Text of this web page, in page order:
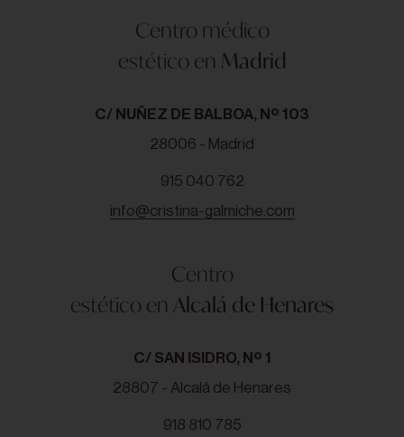
Centro médico
estético en Madrid
C/ NUÑEZ DE BALBOA, Nº 103
28006 - Madrid
915 040 762
info@cristina-galmiche.com
Centro
estético en Alcalá de Henares
C/ SAN ISIDRO, Nº 1
28807 - Alcalá de Henares
918 810 785